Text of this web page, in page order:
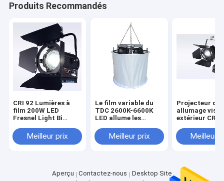
Produits Recommandés
CRI 92 Lumières à
film 200W LED
Fresnel Light Bi
pour éclairage de
studio professionnel
Meilleur prix
Le film variable du
TDC 2600K-6600K
LED allume les
l'espace de LED avec
TLCI>97
Meilleur prix
Projecteur de
allumage
extérieur
avec le plat de
batterie de V-
Meilleur
Aperçu Contactez-nous
Desktop Site